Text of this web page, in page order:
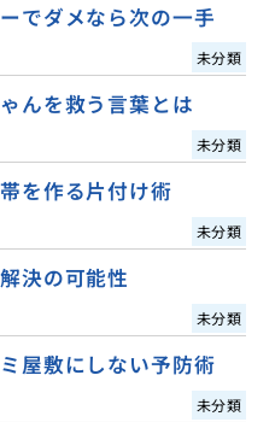
でダメなら次の一手
未分類
んを救う言葉とは
未分類
を作る片付け術
未分類
決の可能性
未分類
屋敷にしない予防術
未分類